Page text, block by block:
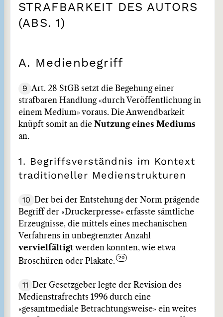
STRAFBARKEIT DES AUTORS
(ABS. 1)
A. Medienbegriff
9 Art. 28 StGB setzt die Begehung einer
strafbaren Handlung «durch Veröffentlichung in
einem Medium» voraus. Die Anwendbarkeit
knüpft somit an die Nutzung eines Mediums
an.
1. Begriffsverständnis im Kontext
traditioneller Medienstrukturen
10
Der bei der Entstehung der Norm prägende
Begriff der «Druckerpresse» erfasste sämtliche
Erzeugnisse, die mittels eines mechanischen
Verfahrens in unbegrenzter Anzahl
vervielfältigtwerden konnten, wie etwa
Broschüren oder Plakate.
11
Der Gesetzgeber legte der Revision des
Medienstrafrechts 1996 durch eine
«gesamtmediale Betrachtungsweise» ein weites